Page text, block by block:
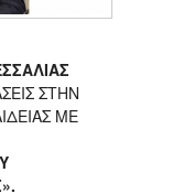
ΣΤΗΝ
ΜΕ